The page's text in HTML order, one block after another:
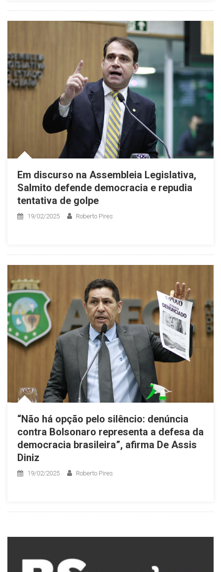
Em discurso na Assembleia Legislativa,
Salmito defende democracia e repudia
tentativa de golpe
19/02/2025 Roberto Pires
“Não há opção pelo silêncio: denúncia
contra Bolsonaro representa a defesa da
democracia brasileira”, afirma De Assis
Diniz
19/02/2025 Roberto Pires